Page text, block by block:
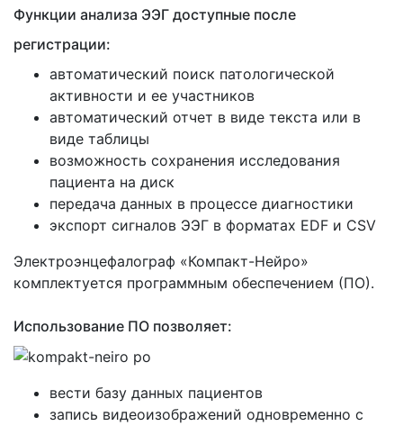
Функции анализа ЭЭГ доступные после
регистрации:
автоматический поиск патологической
активности и ее участников
автоматический отчет в виде текста или в
виде таблицы
возможность сохранения исследования
пациента на диск
передача данных в процессе диагностики
экспорт сигналов ЭЭГ в форматах EDF и CSV
Электроэнцефалограф «Компакт-Нейро»
комплектуется программным обеспечением (ПО).
Использование ПО позволяет:
вести базу данных пациентов
запись видеоизображений одновременно с